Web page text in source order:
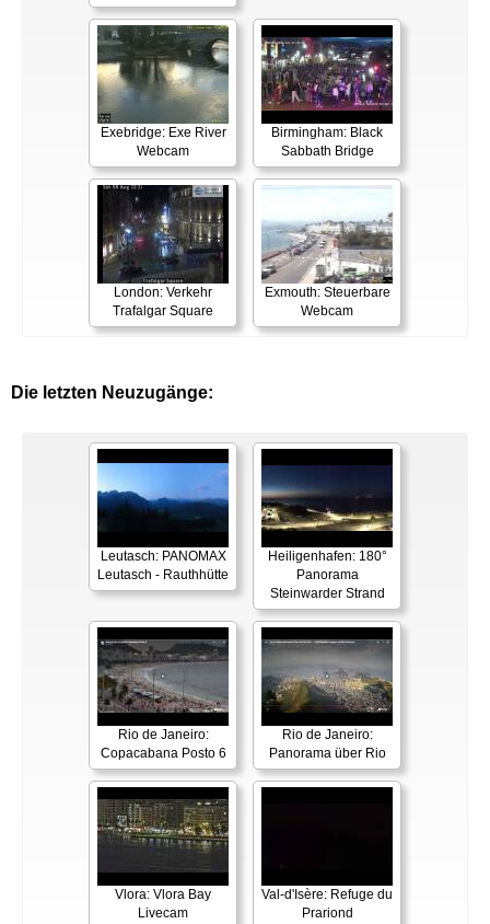
Exebridge: Exe River
Webcam
Birmingham: Black
Sabbath Bridge
London: Verkehr
Trafalgar Square
Exmouth: Steuerbare
Webcam
Die letzten Neuzugänge:
Leutasch: PANOMAX
Leutasch - Rauthhütte
Heiligenhafen: 180°
Panorama
Steinwarder Strand
Rio de Janeiro:
Copacabana Posto 6
Rio de Janeiro:
Panorama über Rio
Vlora: Vlora Bay
Livecam
Val-d'Isère: Refuge du
Prariond